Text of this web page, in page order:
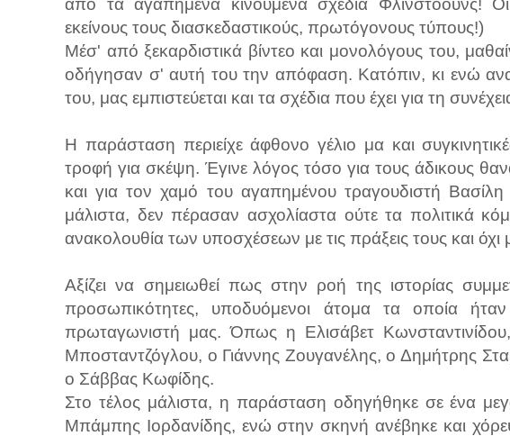
από τα αγαπημένα κινούμενα σχέδια Φλινστόουνς!
εκείνους τους διασκεδαστικούς, πρωτόγονους τύπους!)
Μέσ' από ξεκαρδιστικά βίντεο και μονολόγους του,
οδήγησαν σ' αυτή του την απόφαση. Κατόπιν, κι ενώ
του, μας εμπιστεύεται και τα σχέδια που έχει για τη
Η παράσταση περιείχε άφθονο γέλιο μα και
τροφή για σκέψη. Έγινε λόγος τόσο για τους άδικους
και για τον χαμό του αγαπημένου τραγουδιστή
μάλιστα, δεν πέρασαν ασχολίαστα ούτε τα πολιτικά
ανακολουθία των υποσχέσεων με τις πράξεις τους και όχι
Αξίζει να σημειωθεί πως στην ροή της ιστορίας
προσωπικότητες, υποδυόμενοι άτομα τα οποία
πρωταγωνιστή μας. Όπως η Ελισάβετ
Μποσταντζόγλου, ο Γιάννης Ζουγανέλης, ο Δημήτρης
ο Σάββας Κωφίδης.
Στο τέλος μάλιστα, η παράσταση οδηγήθηκε σε ένα
Μπάμπης Ιορδανίδης, ενώ στην σκηνή ανέβηκε και